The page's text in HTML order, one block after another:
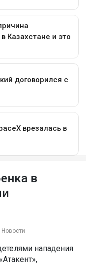
в
Новости
нападения